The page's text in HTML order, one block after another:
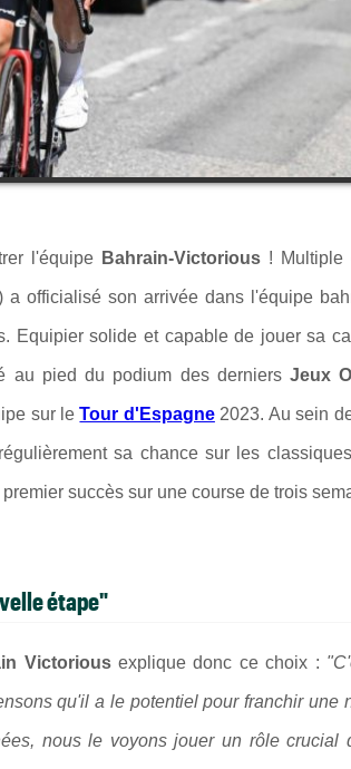
l'équipe Bahrain-Victorious ! Multiple
a officialisé son arrivée dans l'équipe
Equipier solide et capable de jouer sa
au pied du podium des derniersJeux
sur leTour d'Espagne 2023. Au sein
sa chance sur les
succès sur une course de trois
étape"
Victorious explique donc ce choix :
qu'il a le potentiel pour franchir une
nous le voyons jouer un rôle crucial